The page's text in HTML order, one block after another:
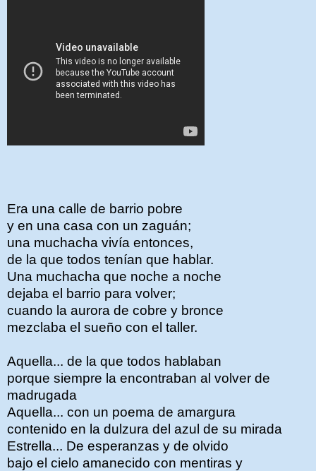
Era una calle de barrio pobre
y en una casa con un zaguán;
una muchacha vivía entonces,
de la que todos tenían que hablar.
Una muchacha que noche a noche
dejaba el barrio para volver;
cuando la aurora de cobre y bronce
mezclaba el sueño con el taller.
Aquella... de la que todos hablaban
porque siempre la encontraban al volver de
madrugada
Aquella... con un poema de amargura
contenido en la dulzura del azul de su mirada
Estrella... De esperanzas y de olvido
bajo el cielo amanecido con mentiras y